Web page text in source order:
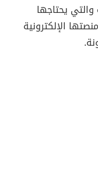
يحتاجها
الإلكترونية